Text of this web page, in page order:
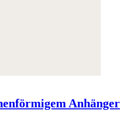
Anhänger